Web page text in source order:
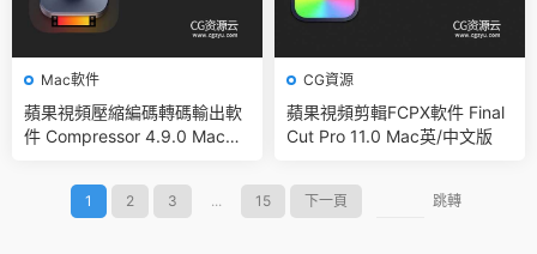
Mac軟件
蘋果視頻壓縮編碼轉碼輸出軟
件 Compressor 4.9.0 Mac英/
CG資源
蘋果視頻剪輯FCPX軟件 Final
Cut Pro 11.0 Mac英/中文版
1 2 3 ... 15 下一頁 跳轉